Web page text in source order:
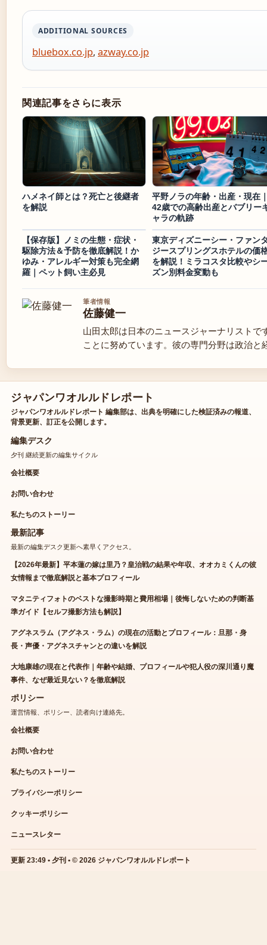
ADDITIONAL SOURCES
bluebox.co.jp, azway.co.jp
関連記事をさらに表示
ハメネイ師とは？死亡と後継者
を解説
平野ノラの年齢・出産・現在
42歳での高齢出産とバブリー
ャラの軌跡
【保存版】ノミの生態・症状・
駆除方法＆予防を徹底解説！か
ゆみ・アレルギー対策も完全網
羅｜ペット飼い主必見
東京ディズニーシー・ファン
ジースプリングスホテルの価
を解説！ミラコスタ比較やシ
ズン別料金変動も
筆者情報
佐藤健一
山田太郎は日本のニュースジャーナリスト
ことに努めています。彼の専門分野は政治と
ジャパンワオルルドレポート
ジャパンワオルルドレポート 編集部は、出典を明確にした検証済みの報道、
背景更新、訂正を公開します。
編集デスク
夕刊 継続更新の編集サイクル
会社概要
お問い合わせ
私たちのストーリー
最新記事
最新の編集デスク更新へ素早くアクセス。
【2026年最新】平本蓮の嫁は里乃？皇治戦の結果や年収、オオカミくんの彼
女情報まで徹底解説と基本プロフィール
マタニティフォトのベストな撮影時期と費用相場｜後悔しないための判断基
準ガイド【セルフ撮影方法も解説】
アグネスラム（アグネス・ラム）の現在の活動とプロフィール：旦那・身
長・声優・アグネスチャンとの違いを解説
大地康雄の現在と代表作｜年齢や結婚、プロフィールや犯人役の深川通り魔
事件、なぜ最近見ない？を徹底解説
ポリシー
運営情報、ポリシー、読者向け連絡先。
会社概要
お問い合わせ
私たちのストーリー
プライバシーポリシー
クッキーポリシー
ニュースレター
更新 23:49 • 夕刊 • © 2026 ジャパンワオルルドレポート